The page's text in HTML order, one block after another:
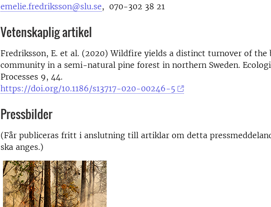
emelie.fredriksson@slu.se, 070-302 38 21
Vetenskaplig artikel
Fredriksson, E. et al. (2020) Wildfire yields a distinct turnover of the
community in a semi-natural pine forest in northern Sweden.
Processes 9, 44.
https://doi.org/10.1186/s13717-020-00246-5
Pressbilder
(Får publiceras fritt i anslutning till artiklar om detta
ska anges.)